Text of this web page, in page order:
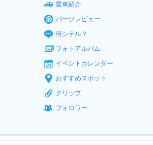
愛車紹介
パーツレビュー
何シテル？
フォトアルバム
イベントカレンダー
おすすめスポット
クリップ
フォロワー